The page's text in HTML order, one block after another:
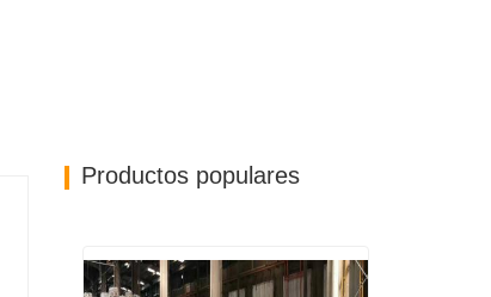
Productos populares